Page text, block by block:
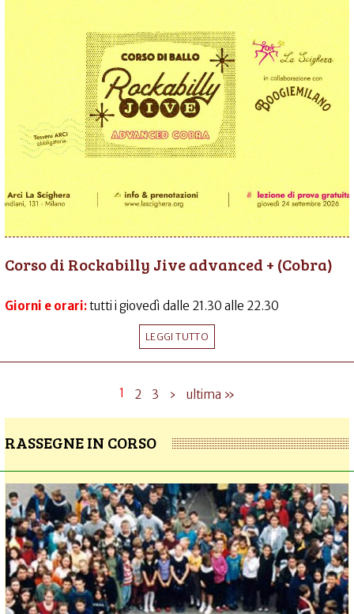
Corso di Rockabilly Jive advanced + (Cobra)
Giorni e orari:tutti i giovedì dalle 21.30 alle 22.30
LEGGI TUTTO
1 2 3 › ultima »
RASSEGNE IN CORSO